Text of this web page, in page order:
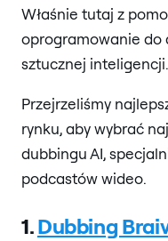
Właśnie tutaj z
oprogramowanie do
sztucznej inteligencji.
Przejrzeliśmy
rynku, aby wybrać
dubbingu AI,
podcastów wideo.
1.Dubbing